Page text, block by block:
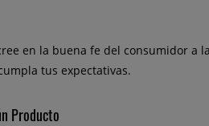
en la buena fe del consumidor a
tus expectativas.
Producto